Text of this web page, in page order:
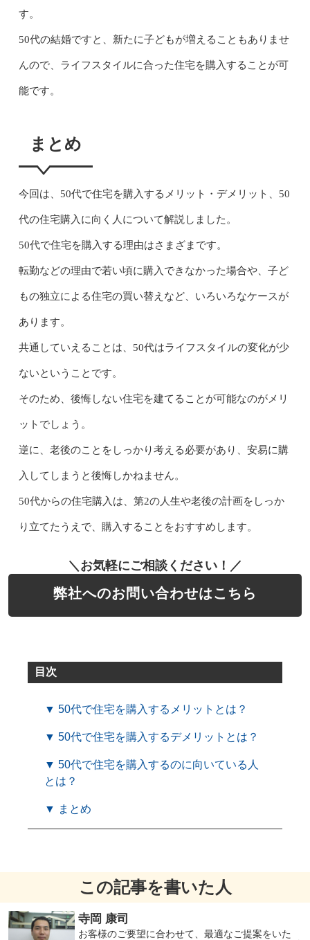
す。
50代の結婚ですと、新たに子どもが増えることもありませ
んので、ライフスタイルに合った住宅を購入することが可
能です。
まとめ
今回は、50代で住宅を購入するメリット・デメリット、50
代の住宅購入に向く人について解説しました。
50代で住宅を購入する理由はさまざまです。
転勤などの理由で若い頃に購入できなかった場合や、子ど
もの独立による住宅の買い替えなど、いろいろなケースが
あります。
共通していえることは、50代はライフスタイルの変化が少
ないということです。
そのため、後悔しない住宅を建てることが可能なのがメリ
ットでしょう。
逆に、老後のことをしっかり考える必要があり、安易に購
入してしまうと後悔しかねません。
50代からの住宅購入は、第2の人生や老後の計画をしっか
り立てたうえで、購入することをおすすめします。
＼お気軽にご相談ください！／
弊社へのお問い合わせはこちら
目次
▼ 50代で住宅を購入するメリットとは？
▼ 50代で住宅を購入するデメリットとは？
▼ 50代で住宅を購入するのに向いている人
とは？
▼ まとめ
この記事を書いた人
寺岡 康司
お客様のご要望に合わせて、最適なご提案をいた